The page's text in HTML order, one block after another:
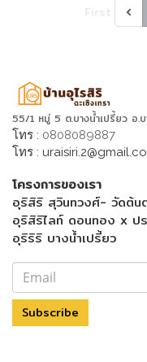
55/1 หมู่ 5 ต.บางน้ำเปรี้ยว อ.บ
โทร : 0808089887
โทร :
โครงการของเรา
อุริสิริ สุวินทวงศ์- วัดต้น
อุริสิริไลท์ ดอนทอง x ปร
อุริริริ บางน้ำเปรี้ยว
Subscribe